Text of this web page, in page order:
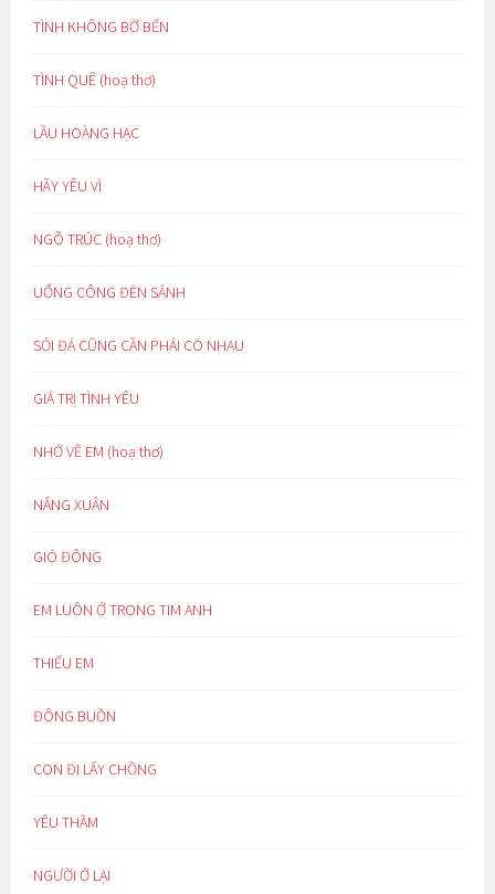
TÌNH KHÔNG BỜ BẾN
TÌNH QUÊ (hoạ thơ)
LẦU HOÀNG HẠC
HÃY YÊU VÌ
NGÕ TRÚC (hoạ thơ)
UỔNG CÔNG ĐÈN SÁNH
SỎI ĐÁ CŨNG CẦN PHẢI CÓ NHAU
GIÁ TRỊ TÌNH YÊU
NHỚ VỀ EM (hoạ thơ)
NẮNG XUÂN
GIÓ ĐÔNG
EM LUÔN Ở TRONG TIM ANH
THIẾU EM
ĐÔNG BUỒN
CON ĐI LẤY CHỒNG
YÊU THẦM
NGƯỜI Ở LẠI